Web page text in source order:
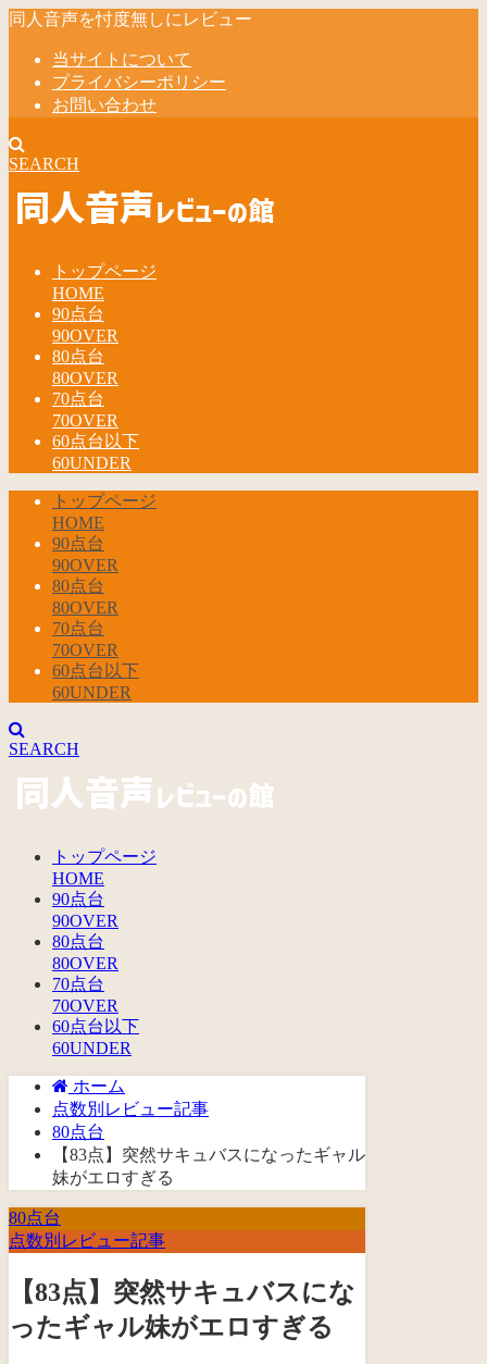
同人音声を忖度無しにレビュー
当サイトについて
プライバシーポリシー
お問い合わせ
SEARCH
トップページ
HOME
90点台
90OVER
80点台
80OVER
70点台
70OVER
60点台以下
60UNDER
トップページ
HOME
90点台
90OVER
80点台
80OVER
70点台
70OVER
60点台以下
60UNDER
SEARCH
トップページ
HOME
90点台
90OVER
80点台
80OVER
70点台
70OVER
60点台以下
60UNDER
ホーム
点数別レビュー記事
80点台
【83点】突然サキュバスになったギャル
妹がエロすぎる
80点台
点数別レビュー記事
【83点】突然サキュバスにな
ったギャル妹がエロすぎる